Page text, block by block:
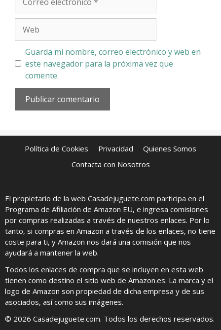
electrónico
Guarda mi nombre, correo electrónico y web en
este navegador para la próxima vez que
comente.
Política de Cookies Privacidad
Quienes Somos
Contacta con Nosotros
El propietario de la web Casadejuguete.com participa en el
Programa de Afiliación de Amazon EU, e ingresa comisiones
por compras realizadas a través de nuestros enlaces. Por lo
tanto, si compras en Amazon a través de los enlaces, no tiene
coste para ti, y Amazon nos dará una comisión que nos
ayudará a mantener la web.
Todos los enlaces de compra que se incluyen en esta web
tienen como destino el sitio web de Amazon.es. La marca y el
logo de Amazon son propiedad de dicha empresa y de sus
asociados, así como sus imágenes.
© 2026 Casadejuguete.com. Todos los derechos reservados.